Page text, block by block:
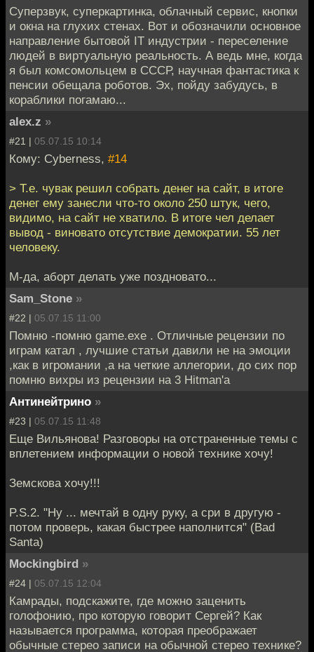
Суперзвук, суперкартинка, облачный сервис, кнопки
и окна на глухих стенах. Вот и обозначили основное
направление бытовой IT индустрии - переселение
людей в виртуальную реальность. А ведь мне, когда
я был комсомольцем в СССР, научная фантастика к
пенсии обещала роботов. Эх, пойду забудусь, в
кораблики погамаю...
alex.z »
#21 | 05.07.15 10:14
Кому: Cyberness, #14
> Т.е. чувак решил собрать денег на сайт, в итоге
денег ему занесли что-то около 250 штук, чего,
видимо, на сайт не хватило. В итоге чел делает
вывод - виновато отсутствие демократии. 55 лет
человеку.
М-да, аборт делать уже поздновато...
Sam_Stone »
#22 | 05.07.15 11:00
Помню -помню game.exe . Отличные рецензии по
играм катал , лучшие статьи давили не на эмоции
,как в игромании ,а на четкие аллегории, до сих пор
помню вихры из рецензии на 3 Hitman'а
Антинейтрино »
#23 | 05.07.15 11:48
Еще Вильянова! Разговоры на отстраненные темы с
вплетением информации о новой технике хочу!
Земскова хочу!!!
P.S.2. "Ну ... мечтай в одну руку, а сри в другую -
потом проверь, какая быстрее наполнится" (Bad
Santa)
Mockingbird »
#24 | 05.07.15 12:04
Камрады, подскажите, где можно заценить
голофонию, про которую говорит Сергей? Как
называется программа, которая преображает
обычные стерео записи на обычной стерео технике?